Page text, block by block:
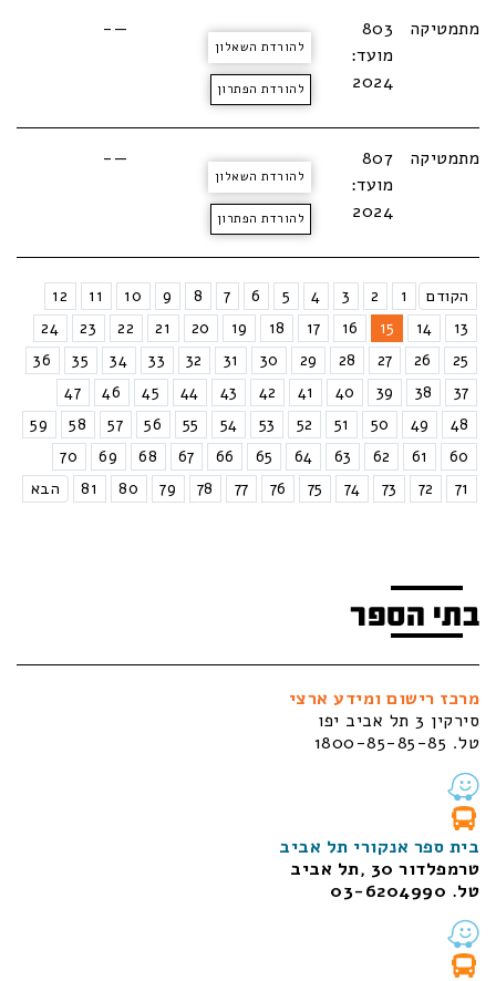
מתמטיקה
803
מועד:
2024
להורדת השאלון
להורדת הפתרון
—-
מתמטיקה
807
מועד:
2024
להורדת השאלון
להורדת הפתרון
—-
הקודם 1
2
3
4
5
6
7
8
9
10
11
12
13
14
15
16
17
18
19
20
21
22
23
24
25
26
27
28
29
30
31
32
33
34
35
36
37
38
39
40
41
42
43
44
45
46
47
48
49
50
51
52
53
54
55
56
57
58
59
60
61
62
63
64
65
66
67
68
69
70
71
72
73
74
75
76
77
78
79
80
81 הבא
בתי הספר
מרכז רישום ומידע ארצי
סירקין 3 תל אביב יפו
טל. 1800-85-85-85
בית ספר אנקורי תל אביב
טרמפלדור 30 ,תל אביב
טל. 03-6204990